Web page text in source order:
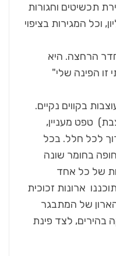
תכשיטים וחגורות
וכל המגירות בציפוי
הרחצה. היא
זו הפינה שלי"
בקווים נקיים.
טפט מעניין,
לכל חלל. בכל
בחומר שונה
של כל אחד
ארונות זכוכית
של המתבגר
בהירים, לצד פינת